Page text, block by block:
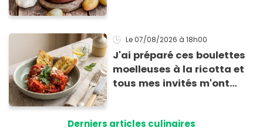
Le 07/08/2026 à 18h00
J'ai préparé ces boulettes
moelleuses à la ricotta et
tous mes invités m'ont
Derniers articles culinaires